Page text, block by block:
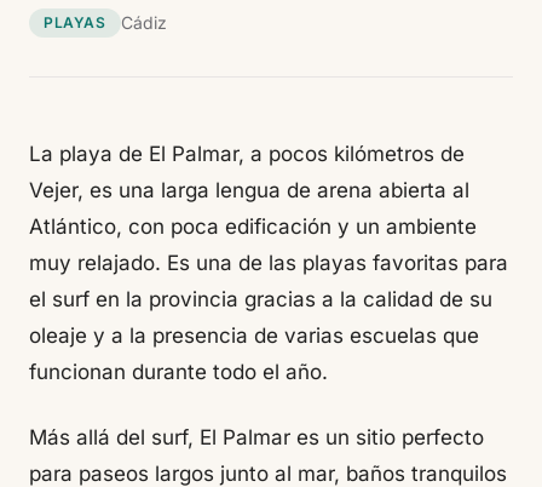
PLAYAS Cádiz
La playa de El Palmar, a pocos kilómetros de
Vejer, es una larga lengua de arena abierta al
Atlántico, con poca edificación y un ambiente
muy relajado. Es una de las playas favoritas para
el surf en la provincia gracias a la calidad de su
oleaje y a la presencia de varias escuelas que
funcionan durante todo el año.
Más allá del surf, El Palmar es un sitio perfecto
para paseos largos junto al mar, baños tranquilos